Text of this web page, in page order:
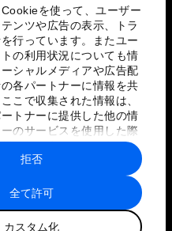
を使って、ユーザー
ンツや広告の表示、トラ
行っています。またユー
の利用状況についても情
シャルメディアや広告配
各パートナーに情報を共
こで収集された情報は、
トナーに提供した他の情
のサービスを使用した際
と組み合わされ、各パー
用されることがありま
全て許可
カスタム化
拒否
ーと利用規約
ップ